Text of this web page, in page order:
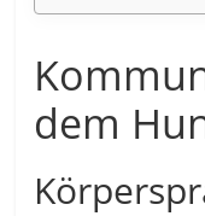
dem